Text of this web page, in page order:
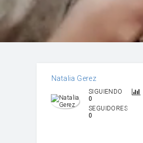
Natalia Gerez
SIGUIENDO
0
SEGUIDORES
0